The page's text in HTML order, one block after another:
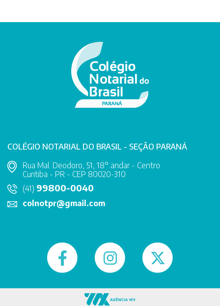
COLÉGIO NOTARIAL DO BRASIL - SEÇÃO PARANÁ
Rua Mal. Deodoro, 51, 18° andar - Centro
Curitiba - PR - CEP 80020-310
(41) 99800-0040
colnotpr@gmail.com